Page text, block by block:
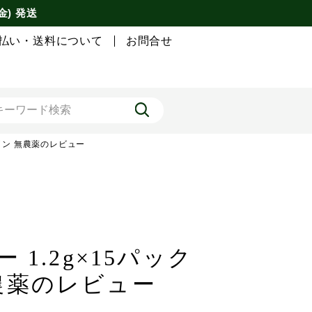
) 発送
い・送料について お問合せ
無農薬のレビュー
1.2g×15パック
のレビュー